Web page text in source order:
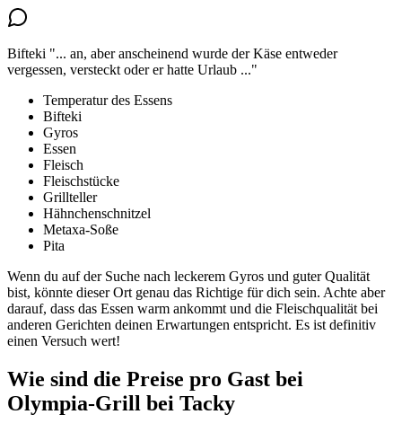
Bifteki "... an, aber anscheinend wurde der Käse entweder
vergessen, versteckt oder er hatte Urlaub ..."
Temperatur des Essens
Bifteki
Gyros
Essen
Fleisch
Fleischstücke
Grillteller
Hähnchenschnitzel
Metaxa-Soße
Pita
Wenn du auf der Suche nach leckerem Gyros und guter Qualität
bist, könnte dieser Ort genau das Richtige für dich sein. Achte aber
darauf, dass das Essen warm ankommt und die Fleischqualität bei
anderen Gerichten deinen Erwartungen entspricht. Es ist definitiv
einen Versuch wert!
Wie sind die Preise pro Gast bei
Olympia-Grill bei Tacky